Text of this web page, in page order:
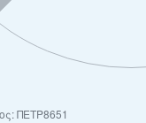
ΠΕΤΡ8651